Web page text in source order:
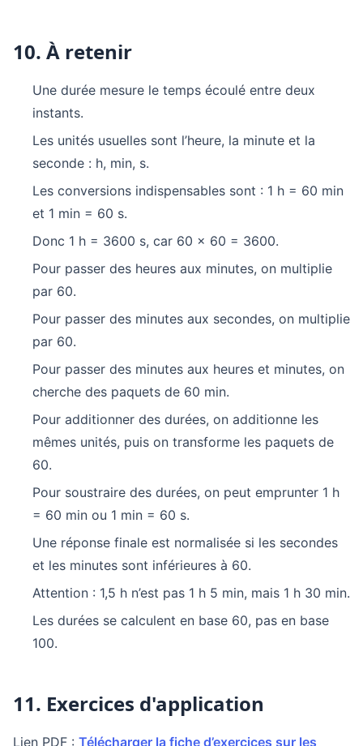
10. À retenir
Une durée mesure le temps écoulé entre deux
instants.
Les unités usuelles sont l’heure, la minute et la
seconde : h, min, s.
Les conversions indispensables sont : 1 h = 60 min
et 1 min = 60 s.
Donc 1 h = 3600 s, car 60 × 60 = 3600.
Pour passer des heures aux minutes, on multiplie
par 60.
Pour passer des minutes aux secondes, on multiplie
par 60.
Pour passer des minutes aux heures et minutes, on
cherche des paquets de 60 min.
Pour additionner des durées, on additionne les
mêmes unités, puis on transforme les paquets de
60.
Pour soustraire des durées, on peut emprunter 1 h
= 60 min ou 1 min = 60 s.
Une réponse finale est normalisée si les secondes
et les minutes sont inférieures à 60.
Attention : 1,5 h n’est pas 1 h 5 min, mais 1 h 30 min.
Les durées se calculent en base 60, pas en base
100.
11. Exercices d'application
Lien PDF : Télécharger la fiche d’exercices sur les